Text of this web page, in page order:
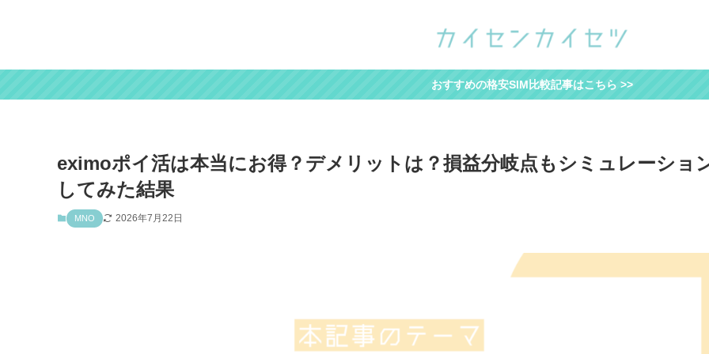
おすすめの格安SIM比較記事はこちら >>
eximoポイ活は本当にお得？デメリットは？損益分岐点もシミュレーショ
してみた結果
MNO 2026年7月22日